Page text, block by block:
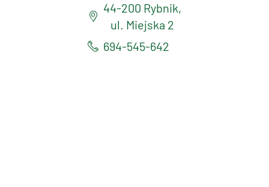
44-200 Rybnik,
ul. Miejska 2
694-545-642